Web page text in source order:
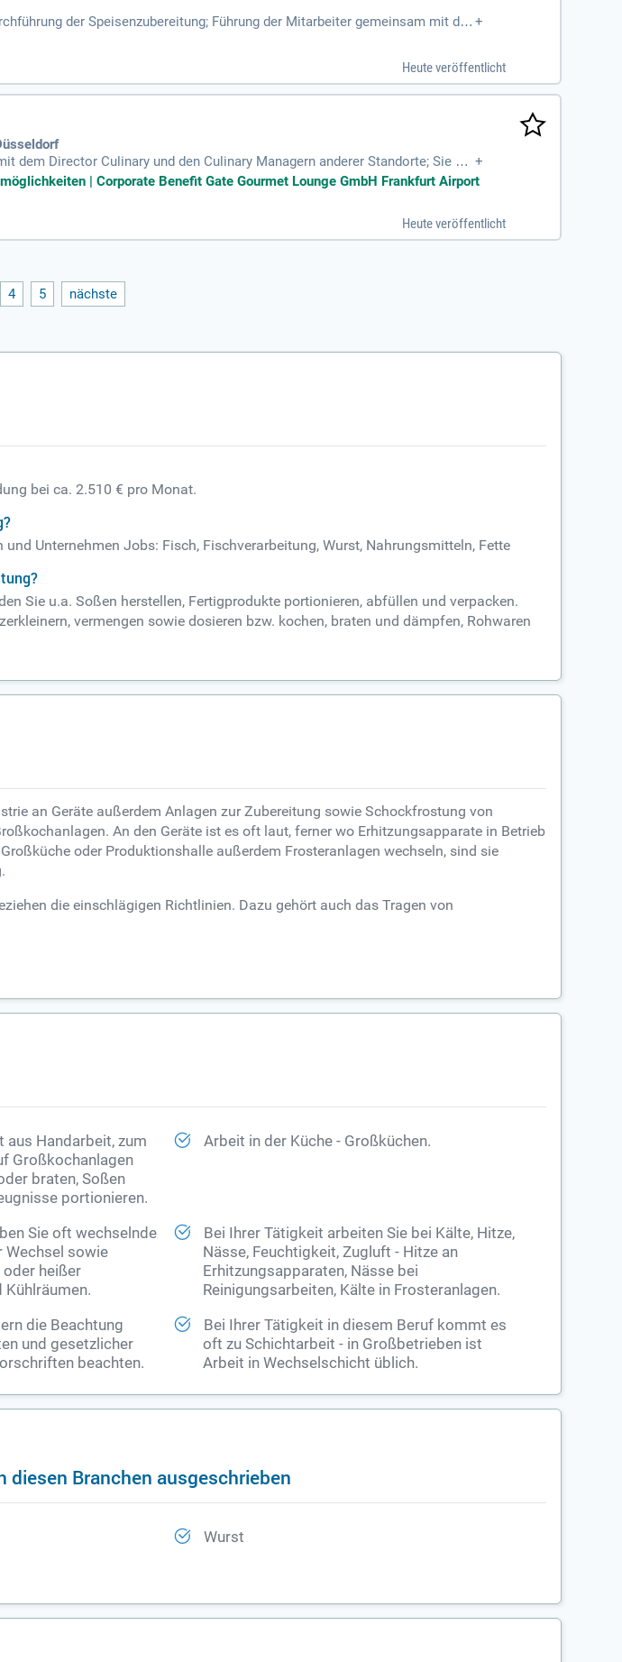
der Speisenzubereitung; Führung der Mitarbeiter gemeinsam mit de
á la Carte-, Event-, Bankett- und Cateringgeschäft
+
Heute veröffentlicht
Director Culinary und den Culinary Managern anderer Standorte; Sie ver
fünf Standorten, einschließlich Steuerung der Speisenzubereitung
+
| Corporate Benefit Gate Gourmet Lounge GmbH Frankfurt Airport
Heute veröffentlicht
4 5 nächste
bei ca. 2.510 € pro Monat.
Unternehmen Jobs: Fisch, Fischverarbeitung, Wurst, Nahrungsmitteln, Fette
Sie u.a. Soßen herstellen, Fertigprodukte portionieren, abfüllen und verpacken.
vermengen sowie dosieren bzw. kochen, braten und dämpfen, Rohwaren
an Geräte außerdem Anlagen zur Zubereitung sowie Schockfrostung von
An den Geräte ist es oft laut, ferner wo Erhitzungsapparate in Betrieb
oder Produktionshalle außerdem Frosteranlagen wechseln, sind sie
die einschlägigen Richtlinien. Dazu gehört auch das Tragen von
aus Handarbeit, zum
Großkochanlagen
braten, Soßen
portionieren.
Arbeit in der Küche - Großküchen.
Sie oft wechselnde
Wechsel sowie
heißer
Bei Ihrer Tätigkeit arbeiten Sie bei Kälte, Hitze,
Nässe, Feuchtigkeit, Zugluft - Hitze an
Erhitzungsapparaten, Nässe bei
Reinigungsarbeiten, Kälte in Frosteranlagen.
die Beachtung
und gesetzlicher
beachten.
Bei Ihrer Tätigkeit in diesem Beruf kommt es
oft zu Schichtarbeit - in Großbetrieben ist
Arbeit in Wechselschicht üblich.
Branchen ausgeschrieben
Wurst